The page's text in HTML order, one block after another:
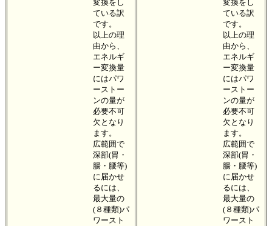
変換をし
ている訳
です。
以上の理
由から、
エネルギ
ー変換量
にはパワ
ーストー
ンの量が
必要不可
欠となり
ます。
広範囲で
深部(胃・
腸・腰等)
に届かせ
るには、
最大量の
(８種類)パ
ワースト
変換をし
ている訳
です。
以上の理
由から、
エネルギ
ー変換量
にはパワ
ーストー
ンの量が
必要不可
欠となり
ます。
広範囲で
深部(胃・
腸・腰等)
に届かせ
るには、
最大量の
(８種類)パ
ワースト